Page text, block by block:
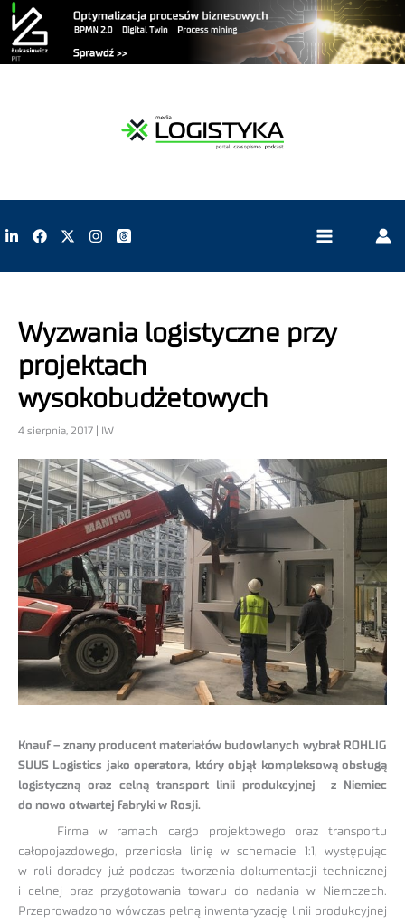
Wyzwania logistyczne przy
projektach
wysokobudżetowych
4 sierpnia, 2017 | IW
Knauf – znany producent materiałów budowlanych wybrał ROHLIG
SUUS Logistics jako operatora, który objął kompleksową obsługą
logistyczną oraz celną transport linii produkcyjnej z Niemiec
do nowo otwartej fabryki w Rosji.
Firma w ramach cargo projektowego oraz transportu
całopojazdowego, przeniosła linię w schemacie 1:1, występując
w roli doradcy już podczas tworzenia dokumentacji technicznej
i celnej oraz przygotowania towaru do nadania w Niemczech.
Przeprowadzono wówczas pełną inwentaryzację linii produkcyjnej